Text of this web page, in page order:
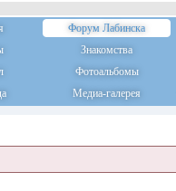
Форум Лабинска
Знакомства
Фотоальбомы
Медиа-галерея